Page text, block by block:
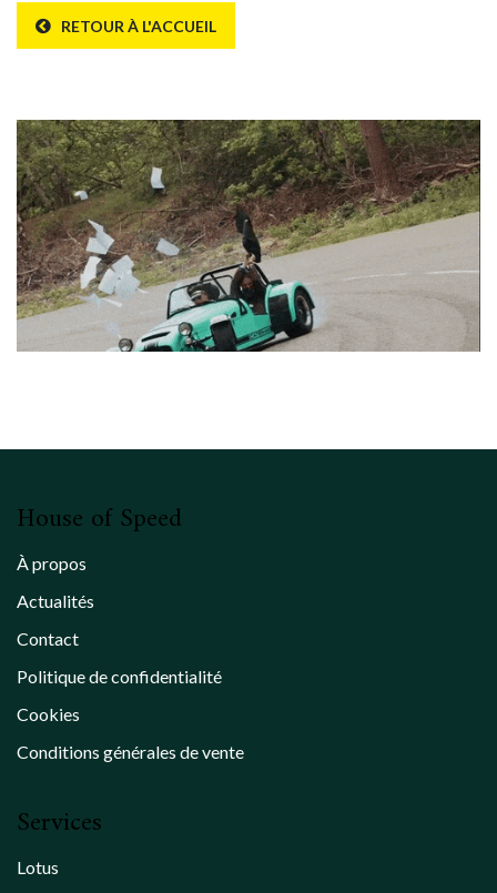
RETOUR À L'ACCUEIL
Erreur 404
House of Speed
À propos
Actualités
Contact
Politique de confidentialité
Cookies
Conditions générales de vente
Services
Lotus